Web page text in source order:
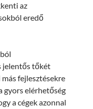
az
eredő
jelentős tőkét
fejlesztésekre
gyors elérhetőség
a cégek azonnal